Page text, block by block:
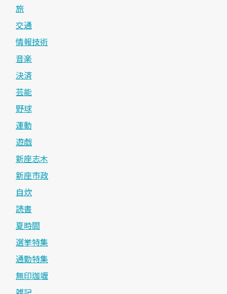
旅
交通
情報技術
音楽
決済
芸能
野球
運動
遊戯
新座志木
新座市政
自炊
読書
夏時間
選挙特集
通勤特集
無印珈竰